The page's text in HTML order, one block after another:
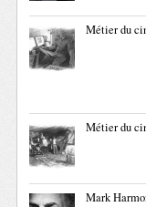
Métier du
Métier du
Mark